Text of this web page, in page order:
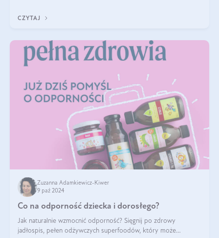
CZYTAJ
Zuzanna Adamkiewicz-Kiwer
9 paź 2024
Co na odporność dziecka i dorosłego?
Jak naturalnie wzmocnić odporność? Sięgnij po zdrowy
jadłospis, pełen odżywczych superfoodów, który może